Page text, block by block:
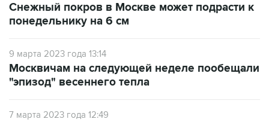
Снежный покров в Москве может подрасти к
понедельнику на 6 см
9 марта 2023 года 13:14
Москвичам на следующей неделе пообещали
"эпизод" весеннего тепла
7 марта 2023 года 12:49